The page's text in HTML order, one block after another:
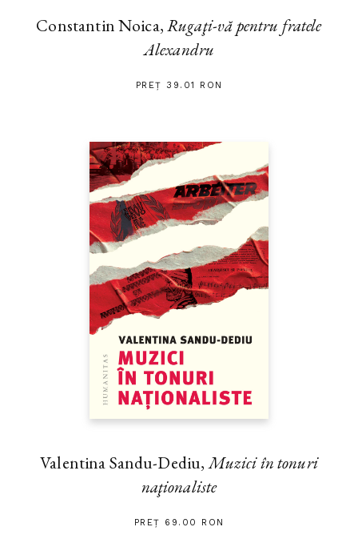
Constantin Noica,Rugaţi-vă pentru fratele
Alexandru
PREȚ 39.01 RON
Valentina Sandu-Dediu,Muzici în tonuri
naţionaliste
PREȚ 69.00 RON